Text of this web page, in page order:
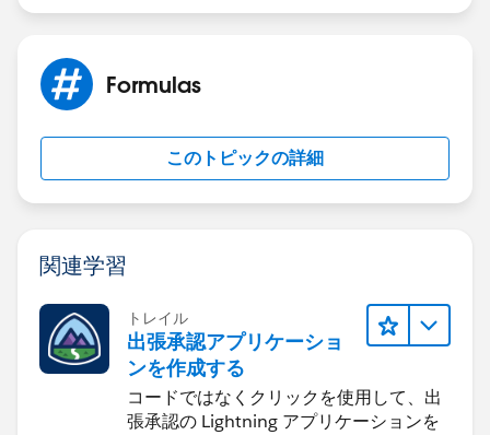
Formulas
このトピックの詳細
関連学習
トレイル
出張承認アプリケーショ
ンを作成する
コードではなくクリックを使用して、出
張承認の Lightning アプリケーションを